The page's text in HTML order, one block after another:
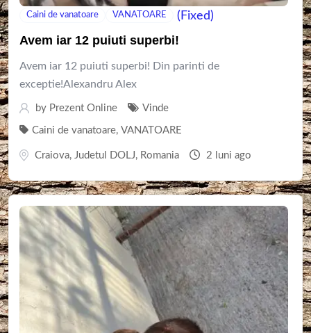
Caini de vanatoare VANATOARE (Fixed)
Avem iar 12 puiuti superbi!
Avem iar 12 puiuti superbi! Din parinti de
exceptie!Alexandru Alex
by Prezent Online Vinde
Caini de vanatoare, VANATOARE
Craiova, Judetul DOLJ, Romania 2 luni ago